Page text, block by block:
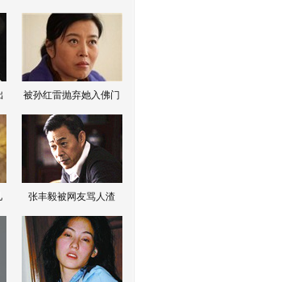
被孙红雷抛弃她入佛门
张丰毅被网友骂人渣